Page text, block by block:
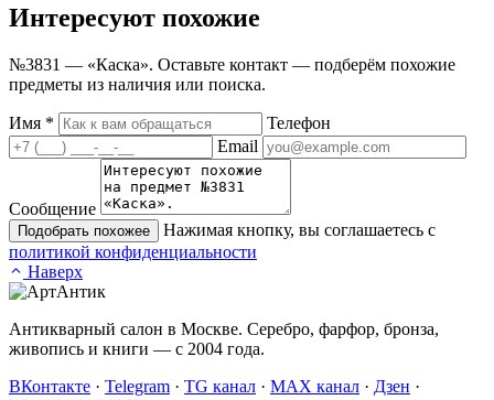
Интересуют похожие
№3831 — «Каска». Оставьте контакт — подберём похожие
предметы из наличия или поиска.
Имя *
Телефон
Email
Сообщение
Подобрать похожее
Нажимая кнопку, вы соглашаетесь с
политикой конфиденциальности
Наверх
Антикварный салон в Москве. Серебро, фарфор, бронза,
живопись и книги — с 2004 года.
ВКонтакте · Telegram · TG канал · MAX канал · Дзен ·